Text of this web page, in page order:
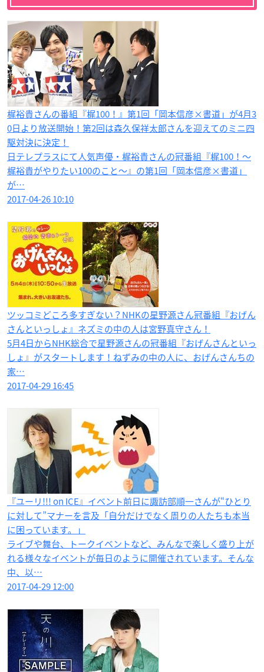
梶裕貴さんの番組『梶100！』第1回「岡本信彦×書道」が4月3
0日より放送開始！第2回は森久保祥太郎さんを迎えてのミニ四
駆対決に決定！
日テレプラスにて人気声優・梶裕貴さんの冠番組『梶100！～
梶裕貴がやりたい100のこと～』の第1回「岡本信彦×書道」
が…
2017-04-26 10:10
ツッコミどころ多すぎない？NHKの星野源さん冠番組『おげん
さんといっしょ』ネズミの中の人は宮野真守さん！
5月4日からNHK総合で星野源さんの冠番組『おげんさんといっ
しょ』がスタートします！ねずみの中の人に、おげんさんちの
家…
2017-04-29 16:45
『ユーリ!!! on ICE​』イベント前日に諏訪部順一さんが“ひとり
に対して”マナーを言及「自分だけでなく周りの人たちも本当
に困っています。」
ライブや舞台、トークイベントなど、みんなで楽しく盛り上が
れる様々なイベントが毎日のように開催されています。そんな
中、以…
2017-04-29 12:00